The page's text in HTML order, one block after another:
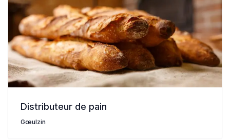
Distributeur de pain
Gœulzin